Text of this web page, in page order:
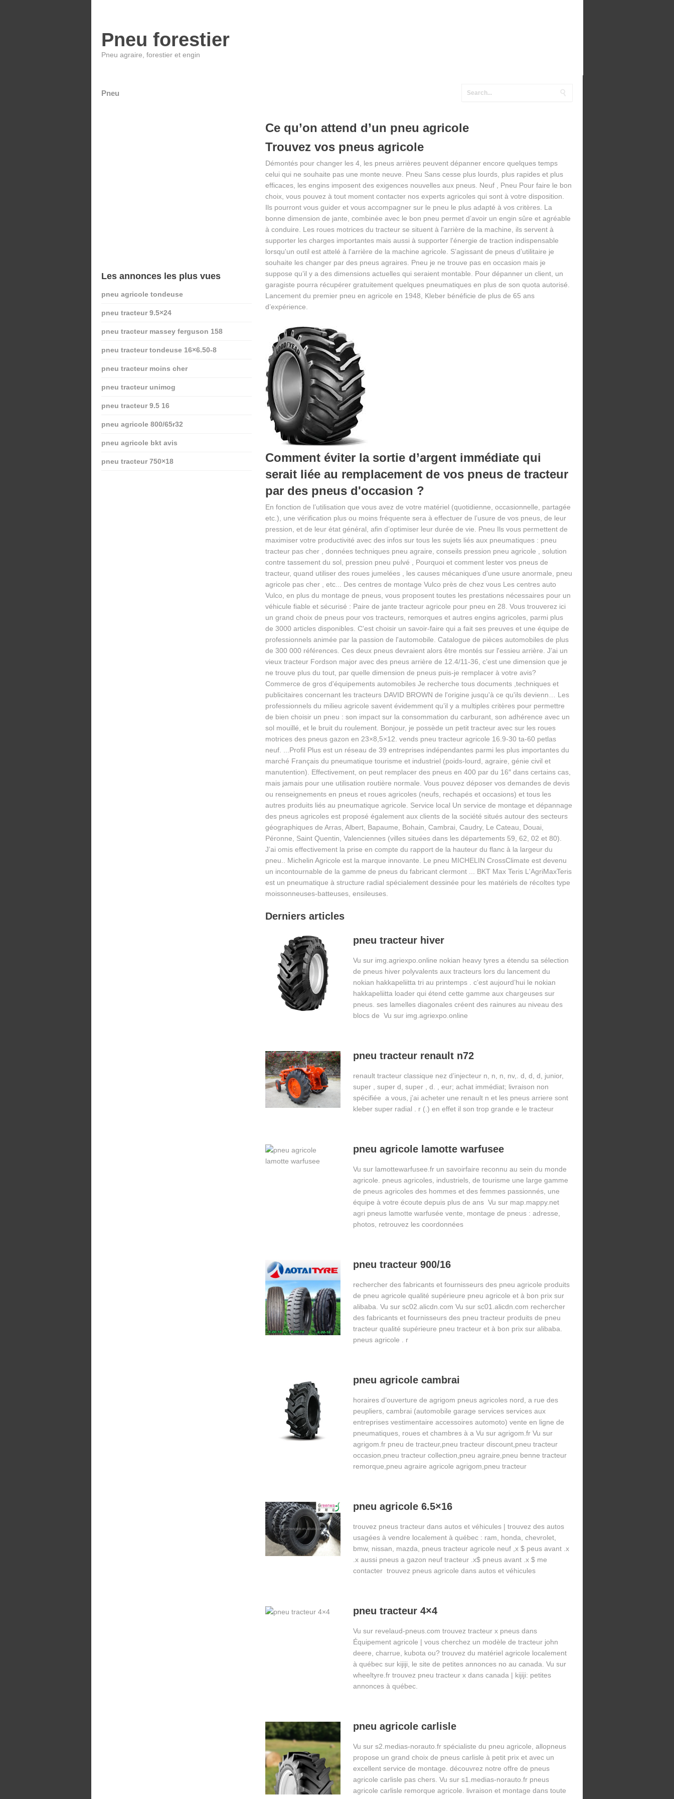
Pneu forestier
Pneu agraire, forestier et engin
Pneu
Ce qu’on attend d’un pneu agricole
Trouvez vos pneus agricole
Démontés pour changer les 4, les pneus arrières peuvent dépanner encore quelques temps
celui qui ne souhaite pas une monte neuve. Pneu Sans cesse plus lourds, plus rapides et plus
efficaces, les engins imposent des exigences nouvelles aux pneus. Neuf , Pneu Pour faire le bon
choix, vous pouvez à tout moment contacter nos experts agricoles qui sont à votre disposition.
Ils pourront vous guider et vous accompagner sur le pneu le plus adapté à vos critères. La
bonne dimension de jante, combinée avec le bon pneu permet d’avoir un engin sûre et agréable
à conduire. Les roues motrices du tracteur se situent à l'arrière de la machine, ils servent à
supporter les charges importantes mais aussi à supporter l'énergie de traction indispensable
lorsqu'un outil est attelé à l'arrière de la machine agricole. S’agissant de pneus d’utilitaire je
souhaite les changer par des pneus agraires. Pneu je ne trouve pas en occasion mais je
suppose qu’il y a des dimensions actuelles qui seraient montable. Pour dépanner un client, un
garagiste pourra récupérer gratuitement quelques pneumatiques en plus de son quota autorisé.
Lancement du premier pneu en agricole en 1948, Kleber bénéficie de plus de 65 ans
d’expérience.
Comment éviter la sortie d’argent immédiate qui
serait liée au remplacement de vos pneus de tracteur
par des pneus d'occasion ?
En fonction de l’utilisation que vous avez de votre matériel (quotidienne, occasionnelle, partagée
etc.), une vérification plus ou moins fréquente sera à effectuer de l’usure de vos pneus, de leur
pression, et de leur état général, afin d’optimiser leur durée de vie. Pneu Ils vous permettent de
maximiser votre productivité avec des infos sur tous les sujets liés aux pneumatiques : pneu
tracteur pas cher , données techniques pneu agraire, conseils pression pneu agricole , solution
contre tassement du sol, pression pneu pulvé , Pourquoi et comment lester vos pneus de
tracteur, quand utiliser des roues jumelées , les causes mécaniques d'une usure anormale, pneu
agricole pas cher , etc... Des centres de montage Vulco près de chez vous Les centres auto
Vulco, en plus du montage de pneus, vous proposent toutes les prestations nécessaires pour un
véhicule fiable et sécurisé : Paire de jante tracteur agricole pour pneu en 28. Vous trouverez ici
un grand choix de pneus pour vos tracteurs, remorques et autres engins agricoles, parmi plus
de 3000 articles disponibles. C'est choisir un savoir-faire qui a fait ses preuves et une équipe de
professionnels animée par la passion de l'automobile. Catalogue de pièces automobiles de plus
de 300 000 références. Ces deux pneus devraient alors être montés sur l'essieu arrière. J’ai un
vieux tracteur Fordson major avec des pneus arrière de 12.4/11-36, c’est une dimension que je
ne trouve plus du tout, par quelle dimension de pneus puis-je remplacer à votre avis?
Commerce de gros d'équipements automobiles Je recherche tous documents ,techniques et
publicitaires concernant les tracteurs DAVID BROWN de l'origine jusqu'à ce qu'ils devienn… Les
professionnels du milieu agricole savent évidemment qu’il y a multiples critères pour permettre
de bien choisir un pneu : son impact sur la consommation du carburant, son adhérence avec un
sol mouillé, et le bruit du roulement. Bonjour, je possède un petit tracteur avec sur les roues
motrices des pneus gazon en 23×8,5×12. vends pneu tracteur agricole 16.9-30 ta-60 petlas
neuf. ...Profil Plus est un réseau de 39 entreprises indépendantes parmi les plus importantes du
marché Français du pneumatique tourisme et industriel (poids-lourd, agraire, génie civil et
manutention). Effectivement, on peut remplacer des pneus en 400 par du 16″ dans certains cas,
mais jamais pour une utilisation routière normale. Vous pouvez déposer vos demandes de devis
ou renseignements en pneus et roues agricoles (neufs, rechapés et occasions) et tous les
autres produits liés au pneumatique agricole. Service local Un service de montage et dépannage
des pneus agricoles est proposé également aux clients de la société situés autour des secteurs
géographiques de Arras, Albert, Bapaume, Bohain, Cambrai, Caudry, Le Cateau, Douai,
Péronne, Saint Quentin, Valenciennes (villes situées dans les départements 59, 62, 02 et 80).
J’ai omis effectivement la prise en compte du rapport de la hauteur du flanc à la largeur du
pneu.. Michelin Agricole est la marque innovante. Le pneu MICHELIN CrossClimate est devenu
un incontournable de la gamme de pneus du fabricant clermont ... BKT Max Teris L'AgriMaxTeris
est un pneumatique à structure radial spécialement dessinée pour les matériels de récoltes type
moissonneuses-batteuses, ensileuses.
Derniers articles
pneu tracteur hiver
Vu sur img.agriexpo.online nokian heavy tyres a étendu sa sélection
de pneus hiver polyvalents aux tracteurs lors du lancement du
nokian hakkapeliitta tri au printemps . c’est aujourd’hui le nokian
hakkapeliitta loader qui étend cette gamme aux chargeuses sur
pneus. ses lamelles diagonales créent des rainures au niveau des
blocs de Vu sur img.agriexpo.online
pneu tracteur renault n72
renault tracteur classique nez d’injecteur n, n, n, nv,. d, d, d, junior,
super , super d, super , d. , eur; achat immédiat; livraison non
spécifiée a vous, j’ai acheter une renault n et les pneus arriere sont
kleber super radial . r (.) en effet il son trop grande e le tracteur
pneu agricole lamotte warfusee
Vu sur lamottewarfusee.fr un savoirfaire reconnu au sein du monde
agricole. pneus agricoles, industriels, de tourisme une large gamme
de pneus agricoles des hommes et des femmes passionnés, une
équipe à votre écoute depuis plus de ans Vu sur map.mappy.net
agri pneus lamotte warfusée vente, montage de pneus : adresse,
photos, retrouvez les coordonnées
pneu tracteur 900/16
rechercher des fabricants et fournisseurs des pneu agricole produits
de pneu agricole qualité supérieure pneu agricole et à bon prix sur
alibaba. Vu sur sc02.alicdn.com Vu sur sc01.alicdn.com rechercher
des fabricants et fournisseurs des pneu tracteur produits de pneu
tracteur qualité supérieure pneu tracteur et à bon prix sur alibaba.
pneus agricole . r
pneu agricole cambrai
horaires d’ouverture de agrigom pneus agricoles nord, a rue des
peupliers, cambrai (automobile garage services services aux
entreprises vestimentaire accessoires automoto) vente en ligne de
pneumatiques, roues et chambres à a Vu sur agrigom.fr Vu sur
agrigom.fr pneu de tracteur,pneu tracteur discount,pneu tracteur
occasion,pneu tracteur collection,pneu agraire,pneu benne tracteur
remorque,pneu agraire agricole agrigom,pneu tracteur
pneu agricole 6.5×16
trouvez pneus tracteur dans autos et véhicules | trouvez des autos
usagées à vendre localement à québec : ram, honda, chevrolet,
bmw, nissan, mazda, pneus tracteur agricole neuf ,x $ peus avant .x
.x aussi pneus a gazon neuf tracteur .x$ pneus avant .x $ me
contacter trouvez pneus agricole dans autos et véhicules
pneu tracteur 4×4
Vu sur revelaud-pneus.com trouvez tracteur x pneus dans
Équipement agricole | vous cherchez un modèle de tracteur john
deere, charrue, kubota ou? trouvez du matériel agricole localement
à québec sur kijiji, le site de petites annonces no au canada. Vu sur
wheeltyre.fr trouvez pneu tracteur x dans canada | kijiji: petites
annonces à québec.
pneu agricole carlisle
Vu sur s2.medias-norauto.fr spécialiste du pneu agricole, allopneus
propose un grand choix de pneus carlisle à petit prix et avec un
excellent service de montage. découvrez notre offre de pneus
agricole carlisle pas chers. Vu sur s1.medias-norauto.fr pneus
agricole carlisle remorque agricole. livraison et montage dans toute
Les annonces les plus vues
pneu agricole tondeuse
pneu tracteur 9.5×24
pneu tracteur massey ferguson 158
pneu tracteur tondeuse 16×6.50-8
pneu tracteur moins cher
pneu tracteur unimog
pneu tracteur 9.5 16
pneu agricole 800/65r32
pneu agricole bkt avis
pneu tracteur 750×18